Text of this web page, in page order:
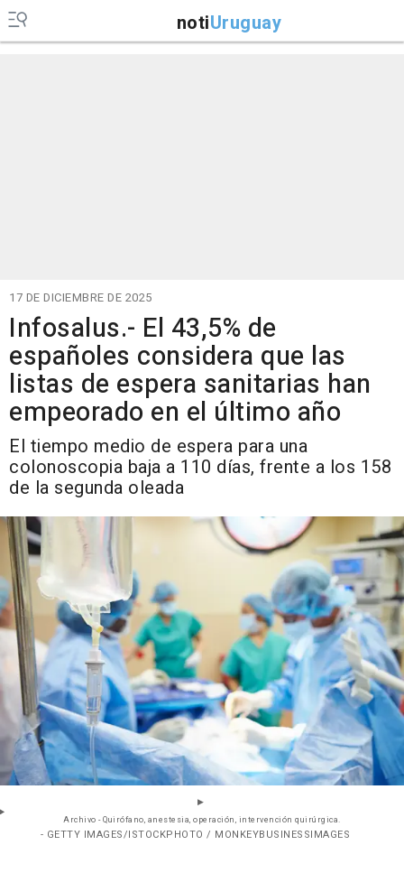
notiUruguay
17 DE DICIEMBRE DE 2025
Infosalus.- El 43,5% de
españoles considera que las
listas de espera sanitarias han
empeorado en el último año
El tiempo medio de espera para una
colonoscopia baja a 110 días, frente a los 158
de la segunda oleada
Archivo - Quirófano, anestesia, operación, intervención quirúrgica.
- GETTY IMAGES/ISTOCKPHOTO / MONKEYBUSINESSIMAGES